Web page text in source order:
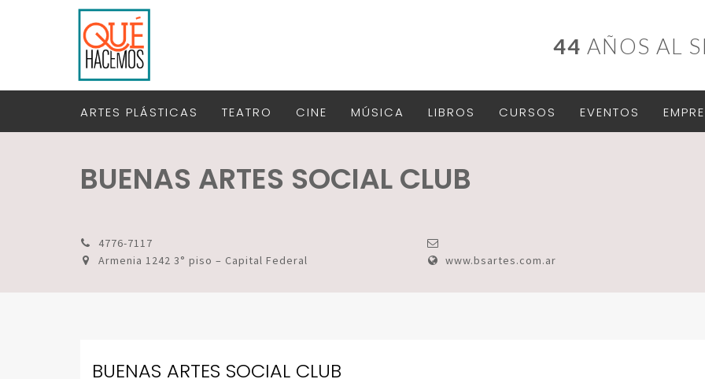
44 AÑOS AL
ARTES PLÁSTICAS TEATRO CINE MÚSICA LIBROS CURSOS EVENTOS
BUENAS ARTES SOCIAL CLUB
4776-7117
Armenia 1242 3° piso – Capital Federal
www.bsartes.com.ar
BUENAS ARTES SOCIAL CLUB